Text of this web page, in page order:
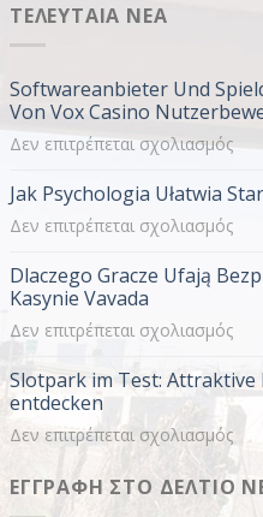
ΤΕΛΕΥΤΑΊΑ ΝΈΑ
Softwareanbieter Und
Von Vox Casino
Δεν επιτρέπεται σχολιασμόςστο
Und
Vox
Jak Psychologia Ułatwia
Δεν επιτρέπεται σχολιασμόςστο
Start
Na
Dlaczego Gracze Ufają
Kasynie Vavada
Δεν επιτρέπεται σχολιασμόςστο
Ufają
I
Slotpark im Test: Attraktive
entdecken
Δεν επιτρέπεται σχολιασμόςστο
im
ΕΓΓΡΑΦΉ ΣΤΟ ΔΕΛΤΊΟ